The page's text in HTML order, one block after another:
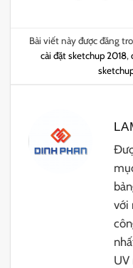
Bài viết này được đăng
cài đặt sketchup 2018,
với
UV